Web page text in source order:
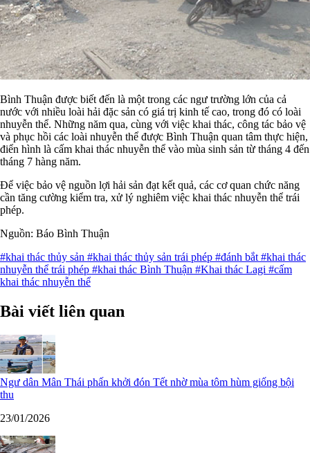
Bình Thuận được biết đến là một trong các ngư trường lớn của cả
nước với nhiều loài hải đặc sản có giá trị kinh tế cao, trong đó có loài
nhuyễn thể. Những năm qua, cùng với việc khai thác, công tác bảo vệ
và phục hồi các loài nhuyễn thể được Bình Thuận quan tâm thực hiện,
điển hình là cấm khai thác nhuyễn thể vào mùa sinh sản từ tháng 4 đến
tháng 7 hàng năm.
Để việc bảo vệ nguồn lợi hải sản đạt kết quả, các cơ quan chức năng
cần tăng cường kiểm tra, xử lý nghiêm việc khai thác nhuyễn thể trái
phép.
Nguồn: Báo Bình Thuận
#khai thác thủy sản #khai thác thủy sản trái phép #đánh bắt #khai thác
nhuyễn thể trái phép #khai thác Bình Thuận #Khai thác Lagi #cấm
khai thác nhuyễn thể
Bài viết liên quan
Ngư dân Mân Thái phấn khởi đón Tết nhờ mùa tôm hùm giống bội
thu
23/01/2026